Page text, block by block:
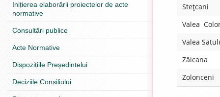
Inițierea elaborării proiectelor de acte
normative
Consultări publice
Acte Normative
Dispozițiile Președintelui
Deciziile Consiliului
Steţcani
Valea
Valea
Zăicana
Zolonceni